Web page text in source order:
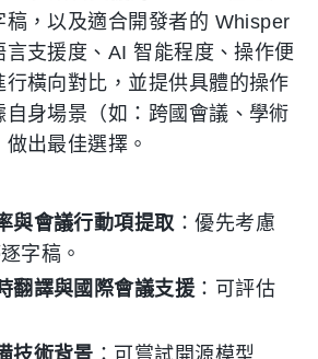
稿，以及適合開發者的 Whisper
言支援度、AI 智能程度、操作便
橫向對比，並提供具體的操作
自身場景（如：跨國會議、學術
出最佳選擇。
與會議行動項提取：優先考慮
字稿。
翻譯與國際會議支援 ：可評估
技術背景 ：可嘗試開源模型